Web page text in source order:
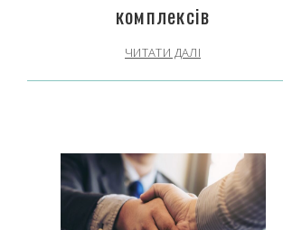
комплексів
ЧИТАТИ ДАЛІ